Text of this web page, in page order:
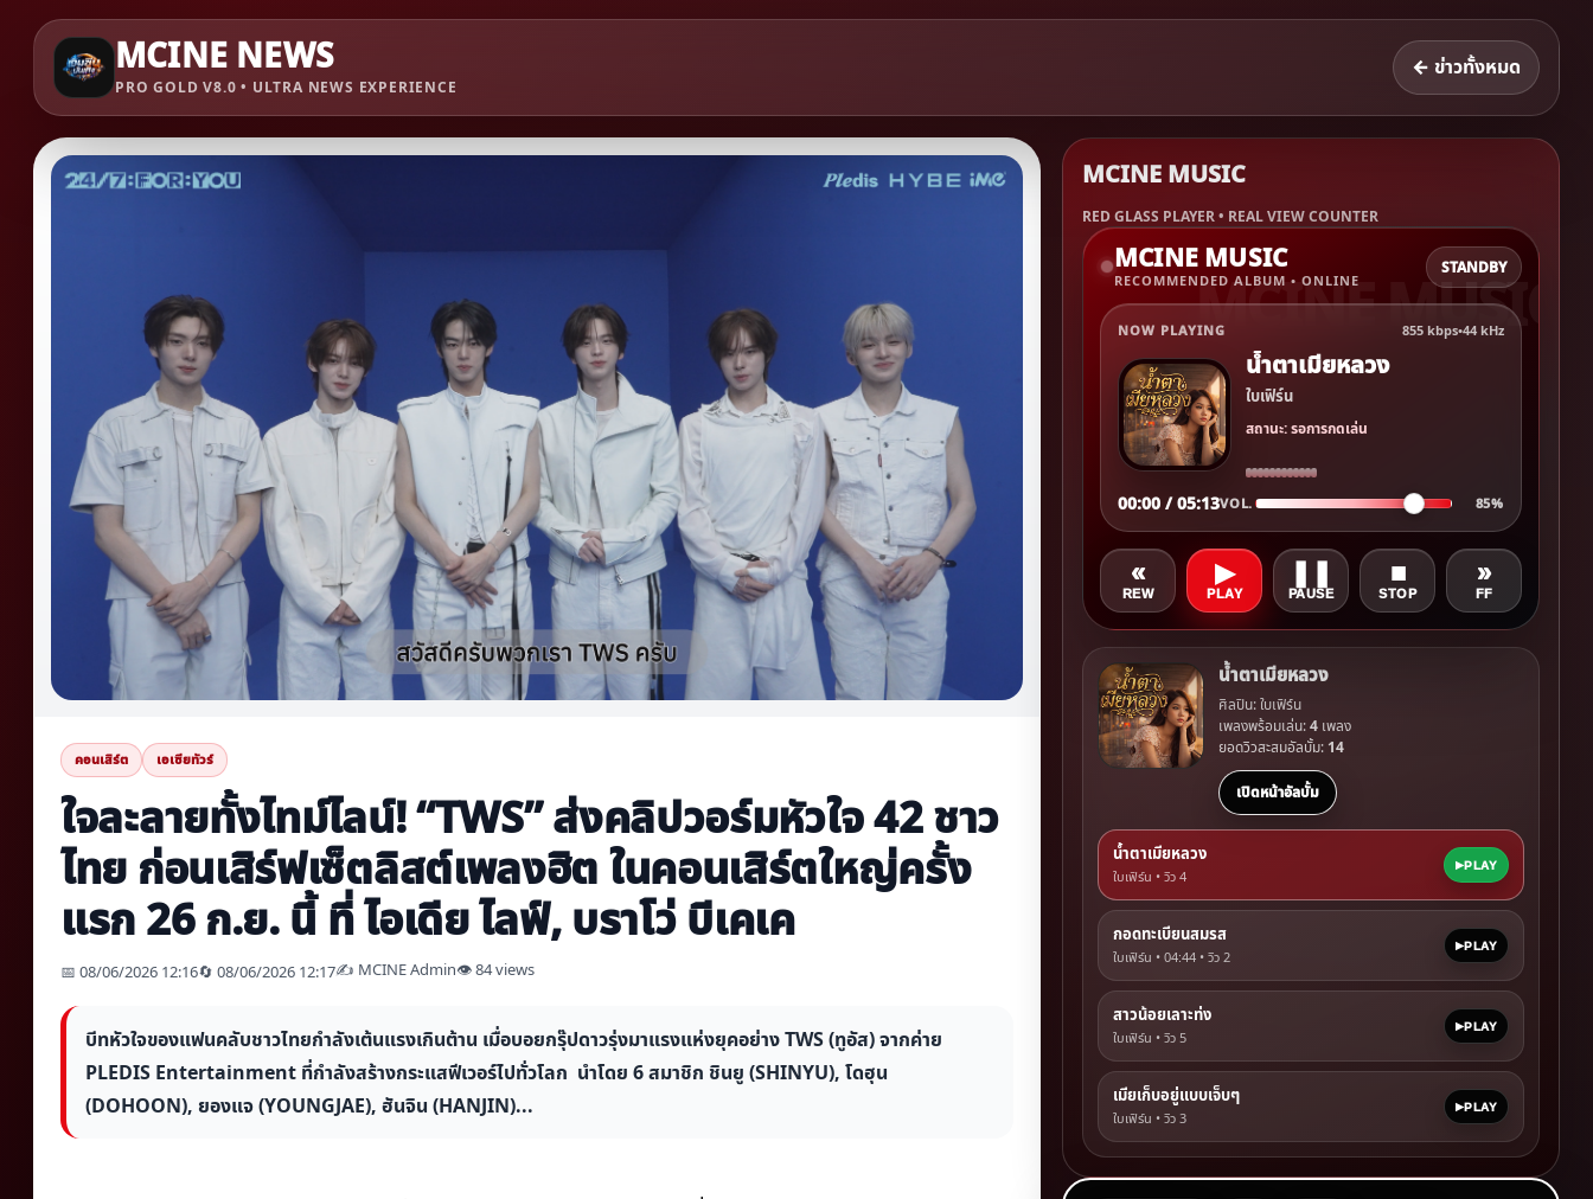
MCINE NEWS
PRO GOLD V8.0 • ULTRA NEWS EXPERIENCE
← ข่าวทั้งหมด
คอนเสิร์ต เอเซียทัวร์
ใจละลายทั้งไทม์ไลน์! “TWS” ส่งคลิปวอร์มหัวใจ 42 ชาว
ไทย ก่อนเสิร์ฟเซ็ตลิสต์เพลงฮิต ในคอนเสิร์ตใหญ่ครั้ง
แรก 26 ก.ย. นี้ ที่ ไอเดีย ไลฟ์, บราโว่ บีเคเค
📅 08/06/2026 12:16🔄 08/06/2026 12:17✍️ MCINE Admin👁 84 views
บีทหัวใจของแฟนคลับชาวไทยกำลังเต้นแรงเกินต้าน เมื่อบอยกรุ๊ปดาวรุ่งมาแรงแห่งยุคอย่าง TWS (ทูอัส) จากค่าย
PLEDIS Entertainment ที่กำลังสร้างกระแสฟีเวอร์ไปทั่วโลก นำโดย 6 สมาชิก ชินยู (SHINYU), โดฮุน
(DOHOON), ยองแจ (YOUNGJAE), ฮันจิน (HANJIN)...
MCINE MUSIC
RED GLASS PLAYER • REAL VIEW COUNTER
MCINE MUSIC
RECOMMENDED ALBUM • ONLINE
STANDBY
NOW PLAYING 855 kbps•44 kHz
น้ำตาเมียหลวง
ใบเฟิร์น
สถานะ: รอการกดเล่น
00:00 / 05:13VOL. 85%
«
REW
▶
PLAY PAUSE
■
STOP
»
FF
น้ำตาเมียหลวง
ศิลปิน: ใบเฟิร์น
เพลงพร้อมเล่น:4 เพลง
ยอดวิวสะสมอัลบั้ม: 14
เปิดหน้าอัลบั้ม
น้ำตาเมียหลวง
ใบเฟิร์น • วิว 4
PLAY
กอดทะเบียนสมรส
ใบเฟิร์น • 04:44 • วิว 2
PLAY
สาวน้อยเลาะท่ง
ใบเฟิร์น • วิว 5
PLAY
เมียเก็บอยู่แบบเจ็บๆ
ใบเฟิร์น • วิว 3
PLAY